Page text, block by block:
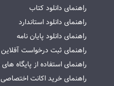
راهنمای دانلود کتاب
راهنمای دانلود استاندارد
راهنمای دانلود پایان نامه
راهنمای ثبت درخواست آفلاین
راهنمای استفاده از پایگاه
راهنمای خرید اکانت اختصاصی SciFinder